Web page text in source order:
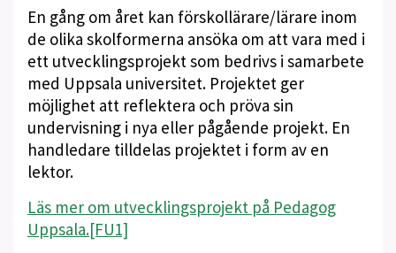
En gång om året kan förskollärare/lärare inom
de olika skolformerna ansöka om att vara med i
ett utvecklingsprojekt som bedrivs i samarbete
med Uppsala universitet. Projektet ger
möjlighet att reflektera och pröva sin
undervisning i nya eller pågående projekt. En
handledare tilldelas projektet i form av en
lektor.
Läs mer om utvecklingsprojekt på Pedagog
Uppsala.[FU1]